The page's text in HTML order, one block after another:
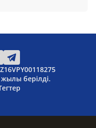
жылы берілді.